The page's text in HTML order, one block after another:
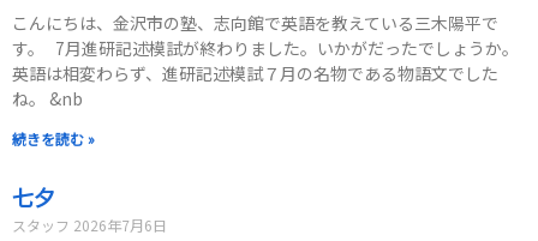
こんにちは、金沢市の塾、志向館で英語を教えている三木陽平で
す。 7月進研記述模試が終わりました。いかがだったでしょうか。
英語は相変わらず、進研記述模試７月の名物である物語文でした
ね。 &nb
続きを読む »
七夕
スタッフ 2026年7月6日